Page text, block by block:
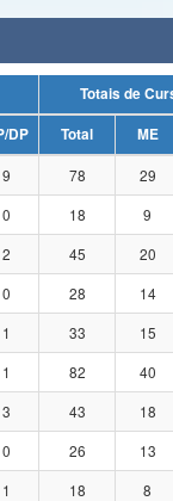
Totais de
DP Total ME
9 78 29
0 18 9
2 45 20
0 28 14
1 33 15
1 82 40
3 43 18
0 26 13
1 18 8